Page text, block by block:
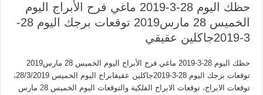
حظك اليوم 28-3-2019 ماغي فرح الأبراج اليوم
الخميس 28 مارس2019 توقعات برجك اليوم 28-
3-2019جاكلين عقيقي
حظك اليوم 28-3-2019 ماغي فرح الأبراج اليوم الخميس 28 مارس2019
توقعات برجك اليوم 28-3-2019جاكلين عقيقابراج اليوم الخميس 28/3/2019،
توقعات الابراج، توقعات الابراج الفلكية والتوقعات اليوم الخميس 28 مارس